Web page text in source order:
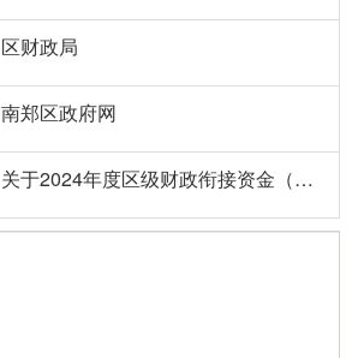
区财政局
南郑区政府网
关于2024年度区级财政衔接资金（转移支付高标农田项目）下达情况的公告